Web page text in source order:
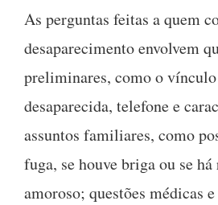
As perguntas feitas a quem
desaparecimento envolvem
preliminares, como o vínculo
desaparecida, telefone e
assuntos familiares, como
fuga, se houve briga ou se
amoroso; questões médicas